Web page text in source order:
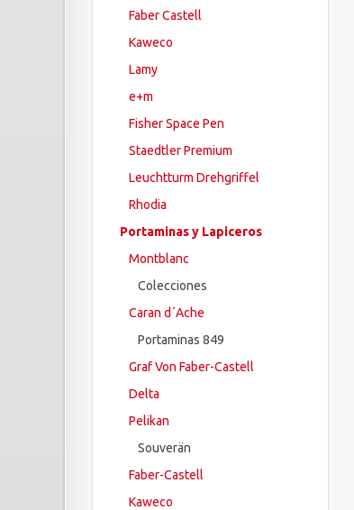
Faber Castell
Kaweco
Lamy
e+m
Fisher Space Pen
Staedtler Premium
Leuchtturm Drehgriffel
Rhodia
Portaminas y Lapiceros
Montblanc
Colecciones
Caran d´Ache
Portaminas 849
Graf Von Faber-Castell
Delta
Pelikan
Souverän
Faber-Castell
Kaweco